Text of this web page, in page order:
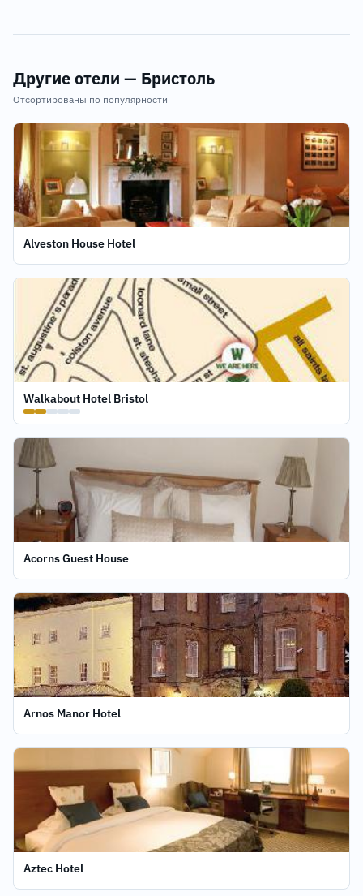
Другие отели — Бристоль
Отсортированы по популярности
Alveston House Hotel
Walkabout Hotel Bristol
Acorns Guest House
Arnos Manor Hotel
Aztec Hotel